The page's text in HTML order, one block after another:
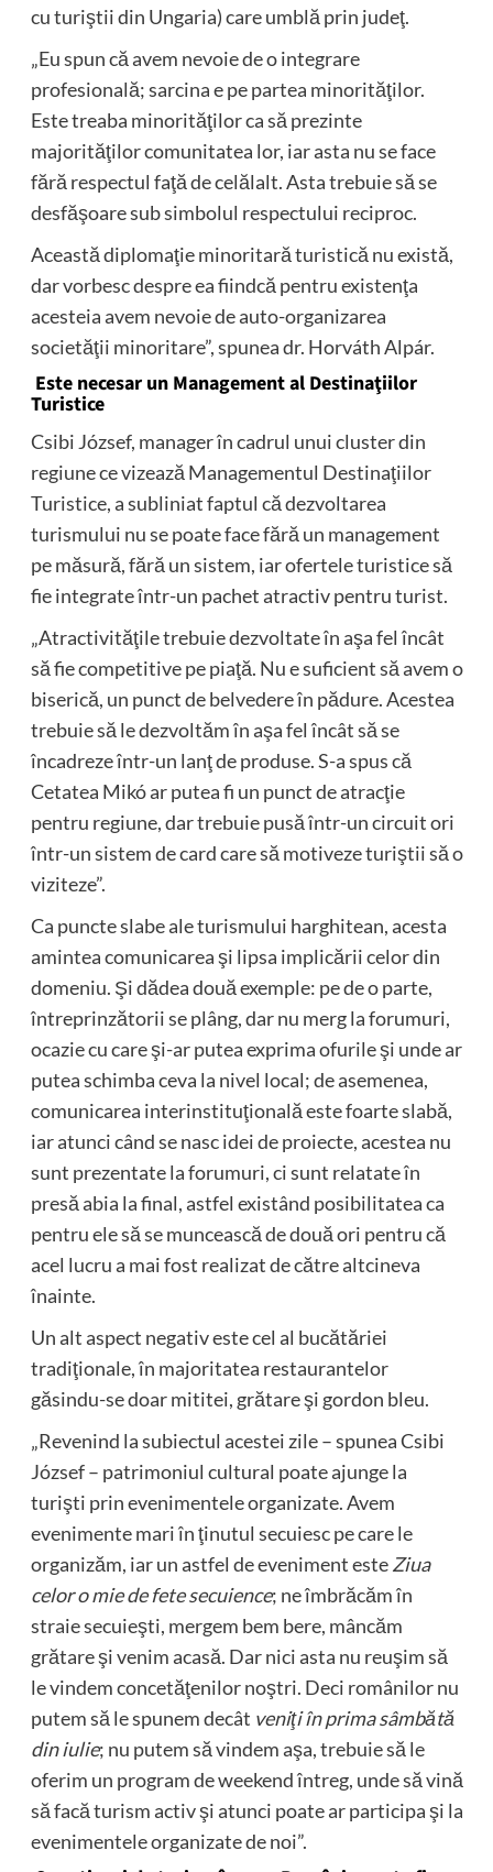
cu turiştii din Ungaria) care umblă prin judeţ.
„Eu spun că avem nevoie de o integrare
profesională; sarcina e pe partea minorităţilor.
Este treaba minorităţilor ca să prezinte
majorităţilor comunitatea lor, iar asta nu se face
fără respectul faţă de celălalt. Asta trebuie să se
desfăşoare sub simbolul respectului reciproc.
Această diplomaţie minoritară turistică nu există,
dar vorbesc despre ea fiindcă pentru existenţa
acesteia avem nevoie de auto-organizarea
societăţii minoritare”, spunea dr. Horváth Alpár.
Este necesar un Management al Destinaţiilor
Turistice
Csibi József, manager în cadrul unui cluster din
regiune ce vizează Managementul Destinaţiilor
Turistice, a subliniat faptul că dezvoltarea
turismului nu se poate face fără un management
pe măsură, fără un sistem, iar ofertele turistice să
fie integrate într-un pachet atractiv pentru turist.
„Atractivităţile trebuie dezvoltate în aşa fel încât
să fie competitive pe piaţă. Nu e suficient să avem o
biserică, un punct de belvedere în pădure. Acestea
trebuie să le dezvoltăm în aşa fel încât să se
încadreze într-un lanţ de produse. S-a spus că
Cetatea Mikó ar putea fi un punct de atracţie
pentru regiune, dar trebuie pusă într-un circuit ori
într-un sistem de card care să motiveze turiştii să o
viziteze”.
Ca puncte slabe ale turismului harghitean, acesta
amintea comunicarea şi lipsa implicării celor din
domeniu. Şi dădea două exemple: pe de o parte,
întreprinzătorii se plâng, dar nu merg la forumuri,
ocazie cu care şi-ar putea exprima ofurile şi unde ar
putea schimba ceva la nivel local; de asemenea,
comunicarea interinstituţională este foarte slabă,
iar atunci când se nasc idei de proiecte, acestea nu
sunt prezentate la forumuri, ci sunt relatate în
presă abia la final, astfel existând posibilitatea ca
pentru ele să se muncească de două ori pentru că
acel lucru a mai fost realizat de către altcineva
înainte.
Un alt aspect negativ este cel al bucătăriei
tradiţionale, în majoritatea restaurantelor
găsindu-se doar mititei, grătare şi gordon bleu.
„Revenind la subiectul acestei zile – spunea Csibi
József – patrimoniul cultural poate ajunge la
turişti prin evenimentele organizate. Avem
evenimente mari în ţinutul secuiesc pe care le
organizăm, iar un astfel de eveniment esteZiua
celor o mie de fete secuience; ne îmbrăcăm în
straie secuieşti, mergem bem bere, mâncăm
grătare şi venim acasă. Dar nici asta nu reuşim să
le vindem concetăţenilor noştri. Deci românilor nu
putem să le spunem decât veniţi în prima sâmbătă
din iulie; nu putem să vindem aşa, trebuie să le
oferim un program de weekend întreg, unde să vină
să facă turism activ şi atunci poate ar participa şi la
evenimentele organizate de noi”.